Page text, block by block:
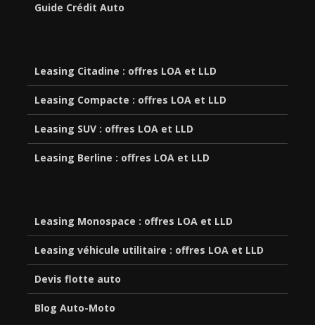
Guide Crédit Auto
Leasing Citadine : offres LOA et LLD
Leasing Compacte : offres LOA et LLD
Leasing SUV : offres LOA et LLD
Leasing Berline : offres LOA et LLD
Leasing Monospace : offres LOA et LLD
Leasing véhicule utilitaire : offres LOA et LLD
Devis flotte auto
Blog Auto-Moto